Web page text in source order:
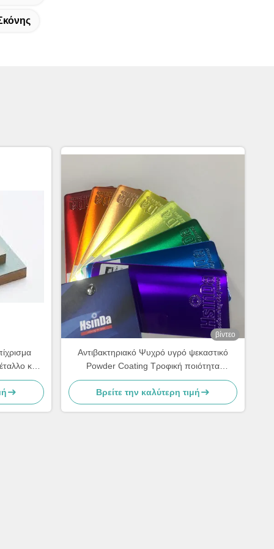
και
βίντεο
Αντιβακτηριακό Ψυχρό υγρό ψεκαστικό
Powder Coating Τροφική ποιότητα
Ανθεκτικό στον ιδρώτα και τη βρωμιά
Βρείτε την καλύτερη τιμή